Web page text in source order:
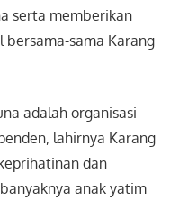
serta memberikan
bersama-sama Karang
adalah organisasi
lahirnya Karang
dan
anak yatim